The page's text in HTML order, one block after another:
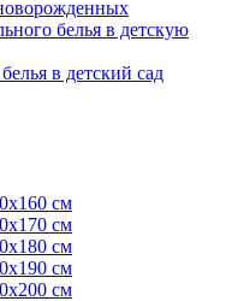
белья в детскую
в детский сад
см
см
см
см
см